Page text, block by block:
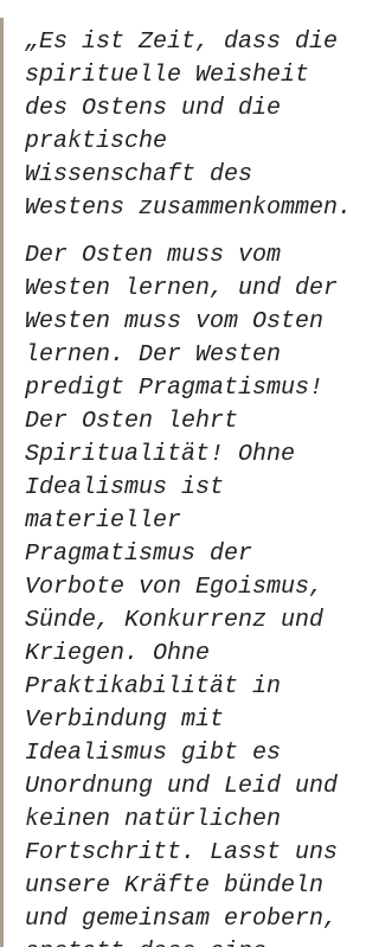
„Es ist Zeit, dass die
spirituelle Weisheit
des Ostens und die
praktische
Wissenschaft des
Westens zusammenkommen.
Der Osten muss vom
Westen lernen, und der
Westen muss vom Osten
lernen. Der Westen
predigt Pragmatismus!
Der Osten lehrt
Spiritualität! Ohne
Idealismus ist
materieller
Pragmatismus der
Vorbote von Egoismus,
Sünde, Konkurrenz und
Kriegen. Ohne
Praktikabilität in
Verbindung mit
Idealismus gibt es
Unordnung und Leid und
keinen natürlichen
Fortschritt. Lasst uns
unsere Kräfte bündeln
und gemeinsam erobern,